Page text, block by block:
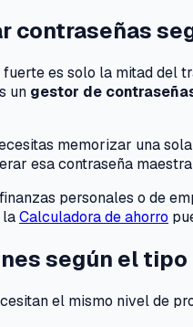
contraseñas
es solo la mitad del
un gestor de
memorizar una
esa contraseña
personales o de
laCalculadora de ahorro
según el
el mismo nivel de